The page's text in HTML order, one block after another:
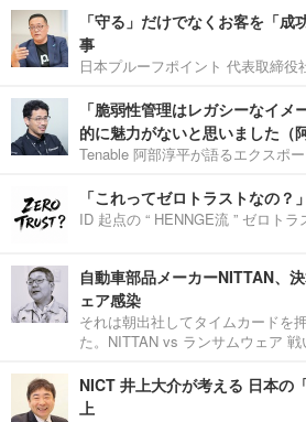
「守る」だけでなくお客を「
事
日本プルーフポイント 代表取締役
「脆弱性管理はレガシーなイ
的に魅力がないと思いました（
Tenable 阿部淳平が語るエクスポ
「これってゼロトラストなの？
ID 起点の “ HENNGE流 ” ゼロト
自動車部品メーカーNITTAN、
ェア感染
それは朝出社してタイムカードを
た。NITTAN vs ランサムウェア
NICT 井上大介が考える 日本の
上